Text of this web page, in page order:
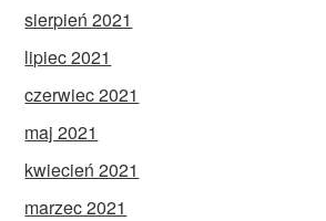
sierpień 2021
lipiec 2021
czerwiec 2021
maj 2021
kwiecień 2021
marzec 2021